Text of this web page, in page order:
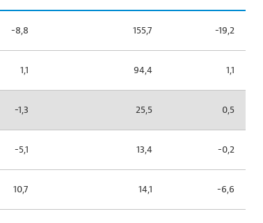
-8,8 155,7 -19,2
1,1 94,4 1,1
-1,3 25,5 0,5
-5,1 13,4 -0,2
10,7 14,1 -6,6